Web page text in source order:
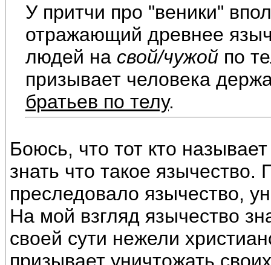
У притчи про "веники"
отражающий древнее
людей на свой/чужой по
призывает человека
братьев по телу.
Боюсь, что тот кто
знать что такое язычество.
преследовало язычество,
На мой взгляд язычество
своей сути нежели